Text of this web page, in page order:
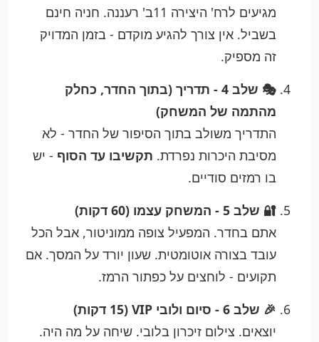
מגיעים לרח' היצירה 11ב' רעננה. חניה חינם
בשביל. אין צורך להגיע מוקדם - בזמן המדויק
זה מספיק.
🎭 שלב 4 - תדריך (בתוך החדר, כחלק
מהתמה של המשחק)
התדריך משולב בתוך הסיפור של החדר - לא
מסיבת היכרות נפרדת. תקשיבו עד הסוף - יש
בו רמזים סודיים.
🔐 שלב 5 - המשחק עצמו (60 דקות)
אתם בחדר. המפעיל צופה ממוניטור, אבל הכל
עובד בצורה אוטומטית. שעון יורד על המסך. אם
תקועים - לוחצים על כפתור הרמז.
🎉 שלב 6 - סיום ולובי VIP (15 דקות)
יוצאים. צילום זיכרון בלובי. שיחה על מה היה.